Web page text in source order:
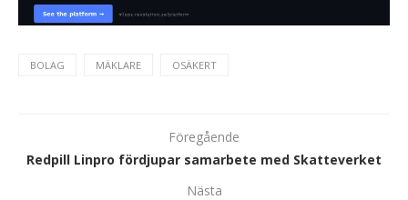
BOLAG MÄKLARE OSÄKERT
Föregående
Redpill Linpro fördjupar samarbete med Skatteverket
Nästa